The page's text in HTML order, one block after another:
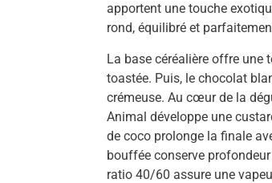
apportent une touche
rond, équilibré et
La base céréalière offre une
toastée. Puis, le chocolat
crémeuse. Au cœur de la
Animal développe une
de coco prolonge la finale
bouffée conserve
ratio 40/60 assure une